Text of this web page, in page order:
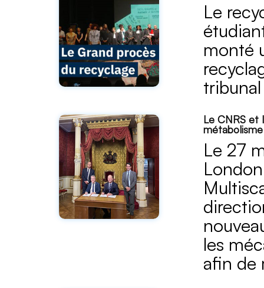
Le
monté
Le CNRS et
métabolisme
Le 27
les
afin de